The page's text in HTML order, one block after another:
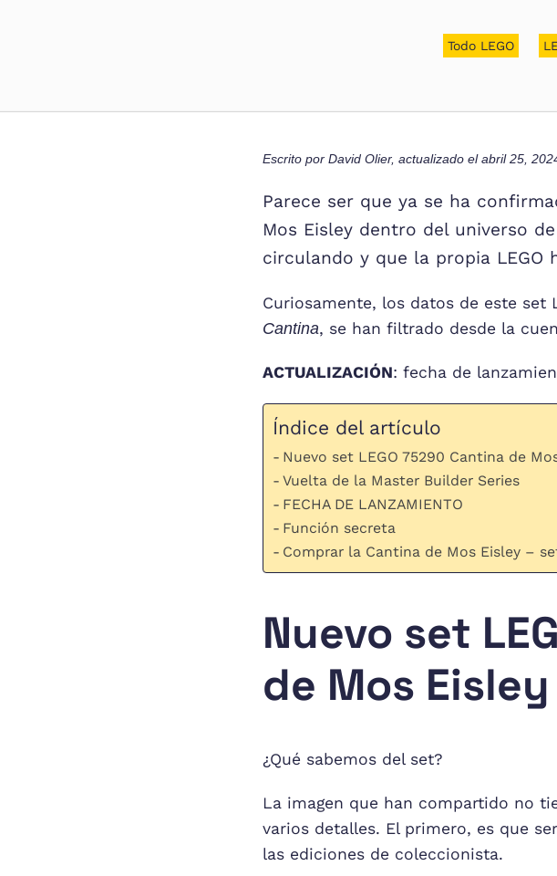
Todo LEGO
Escrito por David Olier, actualizado elabril 25,
Parece ser que ya se ha
Mos Eisley dentro del universo
circulando y que la propia LEGO
Curiosamente, los datos de este set
Cantina, se han filtrado desde la
ACTUALIZACIÓN: fecha de
Índice del artículo
Nuevo set LEGO 75290 Cantina de
Vuelta de la Master Builder Series
FECHA DE LANZAMIENTO
Función secreta
Comprar la Cantina de Mos Eisley –
Nuevo set
de Mos Eisley
¿Qué sabemos del set?
La imagen que han compartido no
varios detalles. El primero, es que
las ediciones de coleccionista.